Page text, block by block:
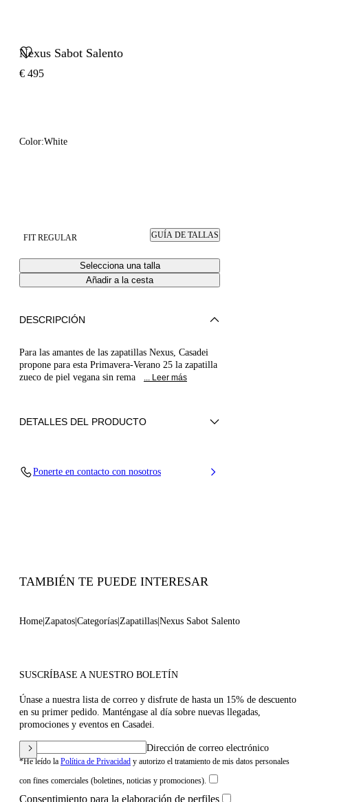
Nexus Sabot Salento
€ 495
Color:White
FIT REGULAR GUÍA DE TALLAS
Selecciona una talla
Añadir a la cesta
DESCRIPCIÓN
Para las amantes de las zapatillas Nexus, Casadei
propone para esta Primavera-Verano 25 la zapatilla
zueco de piel vegana sin rema
... Leer más
DETALLES DEL PRODUCTO
Ponerte en contacto con nosotros
TAMBIÉN TE PUEDE INTERESAR
Home Zapatos Categorías Zapatillas Nexus Sabot Salento
SUSCRÍBASE A NUESTRO BOLETÍN
Únase a nuestra lista de correo y disfrute de hasta un 15% de descuento
en su primer pedido. Manténgase al día sobre nuevas llegadas,
promociones y eventos en Casadei.
Dirección de correo electrónico
*He leído la Política de Privacidad y autorizo el tratamiento de mis datos personales
con fines comerciales (boletines, noticias y promociones).
Consentimiento para la elaboración de perfiles